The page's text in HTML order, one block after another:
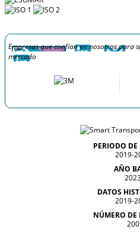
Empresas que confían en nosotros para
mercado
PERIODO DE
2019-
AÑO
DATOS
2019-
NÚMERO DE
200